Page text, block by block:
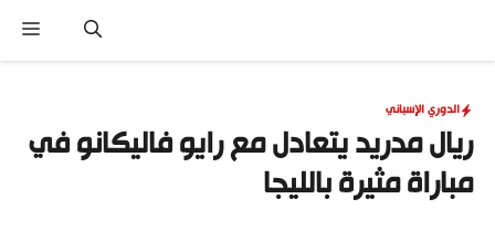
المحتوى
الدوري الإسباني
ريال مدريد يتعادل مع رايو فاليكانو في
مباراة مثيرة بالليجا